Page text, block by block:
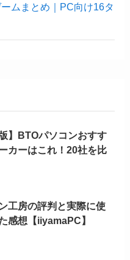
ムまとめ｜PC向け16タ
版】BTOパソコンおすす
カーはこれ！20社を比
工房の評判と実際に使
感想【iiyamaPC】